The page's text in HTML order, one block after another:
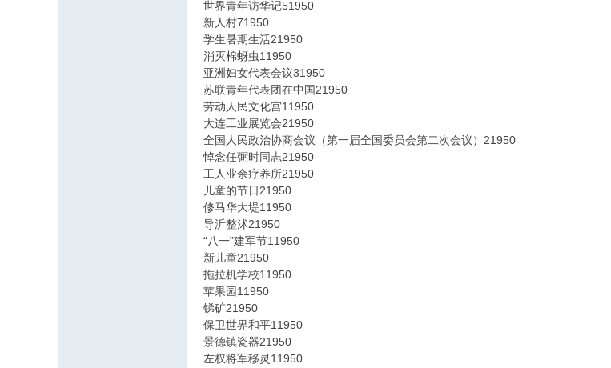
世界青年访华记51950
新人村71950
学生暑期生活21950
消灭棉蚜虫11950
亚洲妇女代表会议31950
苏联青年代表团在中国21950
劳动人民文化宫11950
大连工业展览会21950
全国人民政治协商会议（第一届全国委员会第二次会议）21950
悼念任弼时同志21950
工人业余疗养所21950
儿童的节日21950
修马华大堤11950
导沂整沭21950
“八一”建军节11950
新儿童21950
拖拉机学校11950
苹果园11950
锑矿21950
保卫世界和平11950
景德镇瓷器21950
左权将军移灵11950